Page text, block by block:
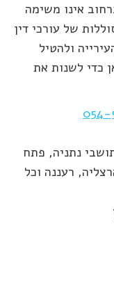
אינו משימה
של עורכי דין
ולהטיל
כדי לשנות את
נתניה, פתח
רעננה וכל